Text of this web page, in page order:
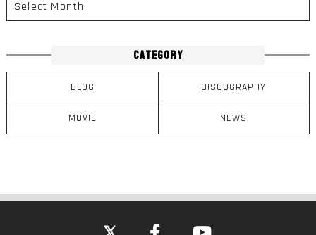
CATEGORY
BLOG DISCOGRAPHY
MOVIE NEWS